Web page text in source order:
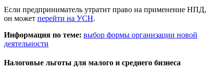
Если предприниматель утратит право на применение НПД,
он может перейти на УСН.
Информация по теме: выбор формы организации новой
деятельности
Налоговые льготы для малого и среднего бизнеса